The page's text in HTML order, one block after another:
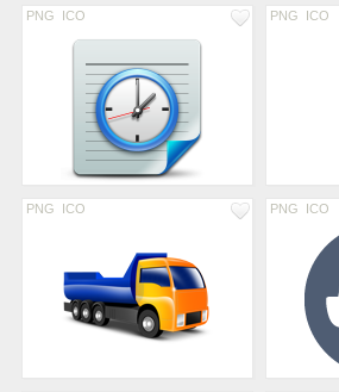
PNG ICO PNG ICO
PNG ICO PNG ICO